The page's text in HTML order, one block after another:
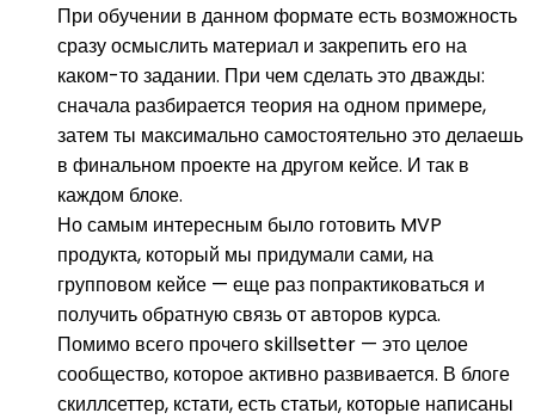
При обучении в данном формате есть возможность
сразу осмыслить материал и закрепить его на
каком-то задании. При чем сделать это дважды:
сначала разбирается теория на одном примере,
затем ты максимально самостоятельно это делаешь
в финальном проекте на другом кейсе. И так в
каждом блоке.
Но самым интересным было готовить MVP
продукта, который мы придумали сами, на
групповом кейсе — еще раз попрактиковаться и
получить обратную связь от авторов курса.
Помимо всего прочего skillsetter — это целое
сообщество, которое активно развивается. В блоге
скиллсеттер, кстати, есть статьи, которые написаны